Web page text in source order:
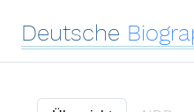
Deutsche